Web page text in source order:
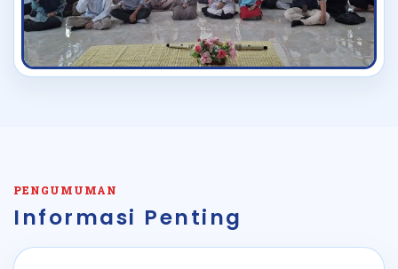
PENGUMUMAN
Informasi Penting